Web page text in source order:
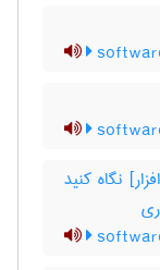
نگاه کنید